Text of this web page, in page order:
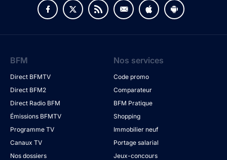
BFM
Direct BFMTV
Direct BFM2
Direct Radio BFM
Émissions BFMTV
Programme TV
Canaux TV
Nos dossiers
Nos services
Code promo
Comparateur
BFM Pratique
Shopping
Immobilier neuf
Portage salarial
Jeux-concours